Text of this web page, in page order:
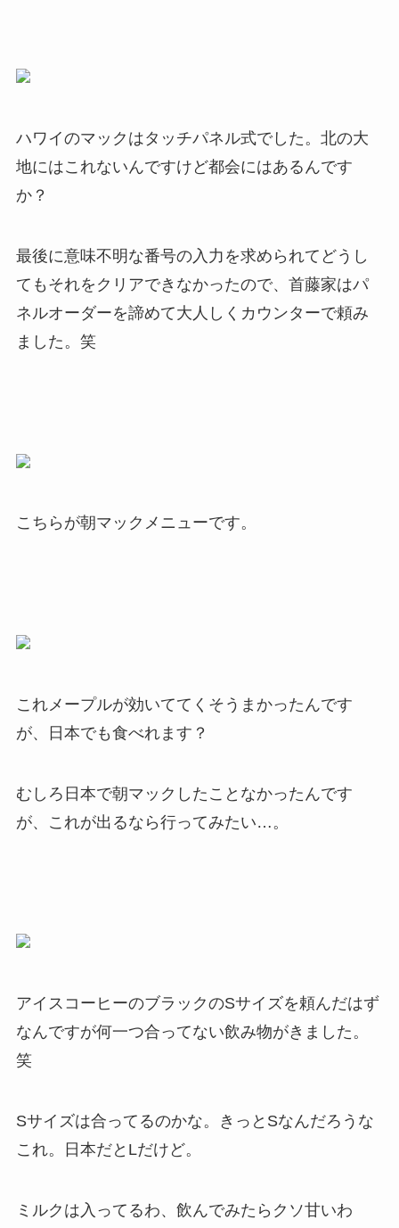
ハワイのマックはタッチパネル式でした。北の大
地にはこれないんですけど都会にはあるんです
か？
最後に意味不明な番号の入力を求められてどうし
てもそれをクリアできなかったので、首藤家はパ
ネルオーダーを諦めて大人しくカウンターで頼み
ました。笑
こちらが朝マックメニューです。
これメープルが効いててくそうまかったんです
が、日本でも食べれます？
むしろ日本で朝マックしたことなかったんです
が、これが出るなら行ってみたい…。
アイスコーヒーのブラックのSサイズを頼んだはず
なんですが何一つ合ってない飲み物がきました。
笑
Sサイズは合ってるのかな。きっとSなんだろうな
これ。日本だとLだけど。
ミルクは入ってるわ、飲んでみたらクソ甘いわ